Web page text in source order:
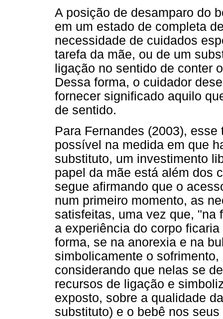
A posição de desamparo do
em um estado de completa
necessidade de cuidados
tarefa da mãe, ou de um
ligação no sentido de conter
Dessa forma, o cuidador
fornecer significado aquilo
de sentido.
Para Fernandes (2003),
possível na medida em que
substituto, um investimento
papel da mãe está além dos
segue afirmando que o
num primeiro momento, as
satisfeitas, uma vez que, "na
a experiência do corpo
forma, se na anorexia e na
simbolicamente o
considerando que nelas se
recursos de ligação e
exposto, sobre a qualidade
substituto) e o bebê nos